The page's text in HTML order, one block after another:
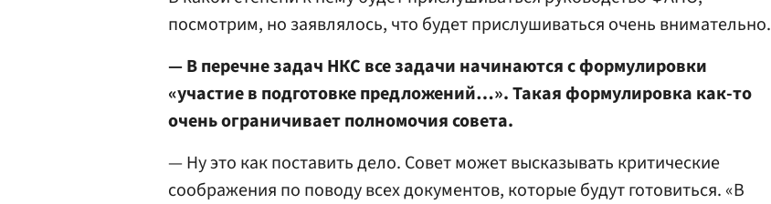
посмотрим, но заявлялось, что будет прислушиваться очень внимательно.
— В перечне задач НКС все задачи начинаются с формулировки
«участие в подготовке предложений…». Такая формулировка как-то
очень ограничивает полномочия совета.
— Ну это как поставить дело. Совет может высказывать критические
соображения по поводу всех документов, которые будут готовиться. «В